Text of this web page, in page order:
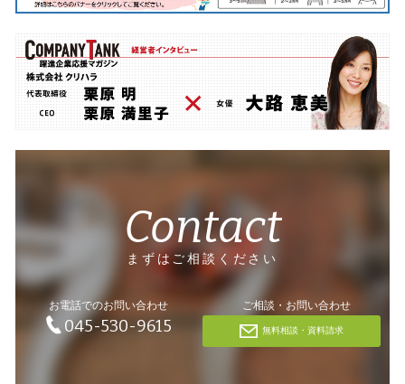
Contact
まずはご相談ください
お電話でのお問い合わせ
045-530-9615
ご相談・お問い合わせ
無料相談・資料請求